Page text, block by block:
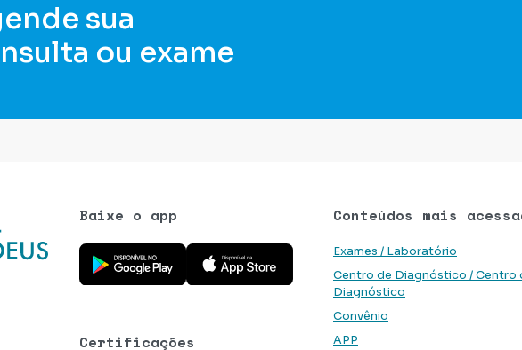
sua
ou exame
Conteúdos mais
Exames / Laboratório
Centro de Diagnóstico / Centro
Diagnóstico
Convênio
APP
Baixe o app
Baixe o aplicativo na Google Play Store
Baixe o aplicativo na App Store
Certificações